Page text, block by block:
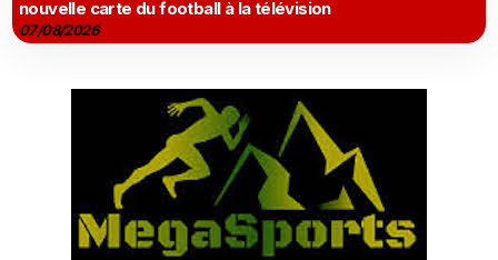
nouvelle carte du football à la télévision
07/08/2026